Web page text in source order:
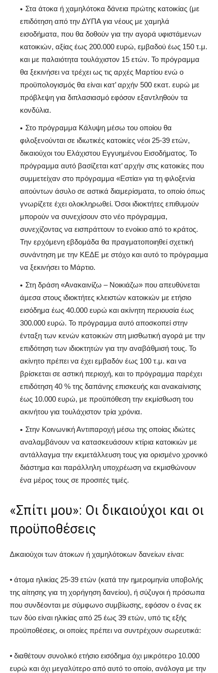
Στα άτοκα ή χαμηλότοκα δάνεια πρώτης κατοικίας (με
επιδότηση από την ΔΥΠΑ για νέους με χαμηλά
εισοδήματα, που θα δοθούν για την αγορά υφιστάμενων
κατοικιών, αξίας έως 200.000 ευρώ, εμβαδού έως 150 τ.μ.
και με παλαιότητα τουλάχιστον 15 ετών. Το πρόγραμμα
θα ξεκινήσει να τρέχει ως τις αρχές Μαρτίου ενώ ο
προϋπολογισμός θα είναι κατ’ αρχήν 500 εκατ. ευρώ με
πρόβλεψη για διπλασιασμό εφόσον εξαντληθούν τα
κονδύλια.
Στο πρόγραμμα Κάλυψη μέσω του οποίου θα
φιλοξενούνται σε ιδιωτικές κατοικίες νέοι 25-39 ετών,
δικαιούχοι του Ελάχιστου Εγγυημένου Εισοδήματος. Το
πρόγραμμα αυτό βασίζεται κατ’ αρχήν στις κατοικίες που
συμμετείχαν στο πρόγραμμα «Εστία» για τη φιλοξενία
αιτούντων άσυλο σε αστικά διαμερίσματα, το οποίο όπως
γνωρίζετε έχει ολοκληρωθεί. Όσοι ιδιοκτήτες επιθυμούν
μπορούν να συνεχίσουν στο νέο πρόγραμμα,
συνεχίζοντας να εισπράττουν το ενοίκιο από το κράτος.
Την ερχόμενη εβδομάδα θα πραγματοποιηθεί σχετική
συνάντηση με την ΚΕΔΕ με στόχο και αυτό το πρόγραμμα
να ξεκινήσει το Μάρτιο.
Στη δράση «Ανακαινίζω – Νοικιάζω» που απευθύνεται
άμεσα στους ιδιοκτήτες κλειστών κατοικιών με ετήσιο
εισόδημα έως 40.000 ευρώ και ακίνητη περιουσία έως
300.000 ευρώ. Το πρόγραμμα αυτό αποσκοπεί στην
ένταξη των κενών κατοικιών στη μισθωτική αγορά με την
επιδότηση των ιδιοκτητών για την αναβάθμισή τους. Το
ακίνητο πρέπει να έχει εμβαδόν έως 100 τ.μ. και να
βρίσκεται σε αστική περιοχή, και το πρόγραμμα παρέχει
επιδότηση 40 % της δαπάνης επισκευής και ανακαίνισης
έως 10.000 ευρώ, με προϋπόθεση την εκμίσθωση του
ακινήτου για τουλάχιστον τρία χρόνια.
Στην Κοινωνική Αντιπαροχή μέσω της οποίας ιδιώτες
αναλαμβάνουν να κατασκευάσουν κτίρια κατοικιών με
αντάλλαγμα την εκμετάλλευση τους για ορισμένο χρονικό
διάστημα και παράλληλη υποχρέωση να εκμισθώνουν
ένα μέρος τους σε προσιτές τιμές.
«Σπίτι μου»: Οι δικαιούχοι και οι
προϋποθέσεις
Δικαιούχοι των άτοκων ή χαμηλότοκων δανείων είναι:
• άτομα ηλικίας 25-39 ετών (κατά την ημερομηνία υποβολής
της αίτησης για τη χορήγηση δανείου), ή σύζυγοι ή πρόσωπα
που συνδέονται με σύμφωνο συμβίωσης, εφόσον ο ένας εκ
των δύο είναι ηλικίας από 25 έως 39 ετών, υπό τις εξής
προϋποθέσεις, οι οποίες πρέπει να συντρέχουν σωρευτικά:
• διαθέτουν συνολικό ετήσιο εισόδημα όχι μικρότερο 10.000
ευρώ και όχι μεγαλύτερο από αυτό το οποίο, ανάλογα με την